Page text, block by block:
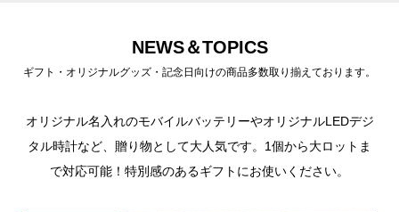
NEWS＆TOPICS
ギフト・オリジナルグッズ・記念日向けの商品多数取り揃えております。
オリジナル名入れのモバイルバッテリーやオリジナルLEDデジ
タル時計など、贈り物として大人気です。1個から大ロットま
で対応可能！特別感のあるギフトにお使いください。